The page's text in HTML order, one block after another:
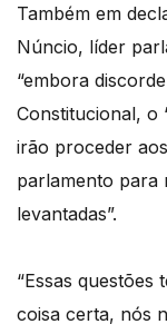
Também em
Núncio, líder
“embora
Constitucional, o
irão proceder
parlamento para
levantadas”.
“Essas questões
coisa certa, nós